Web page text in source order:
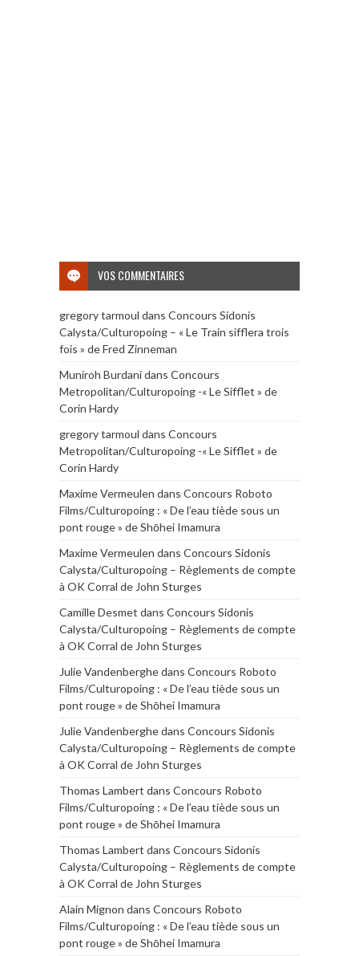
VOS COMMENTAIRES
gregory tarmoul dans Concours Sidonis
Calysta/Culturopoing – « Le Train sifflera trois
fois » de Fred Zinneman
Muniroh Burdanidans Concours
Metropolitan/Culturopoing -« Le Sifflet » de
Corin Hardy
gregory tarmoul dans Concours
Metropolitan/Culturopoing -« Le Sifflet » de
Corin Hardy
Maxime Vermeulen dans Concours Roboto
Films/Culturopoing : « De l’eau tiède sous un
pont rouge » de Shōhei Imamura
Maxime Vermeulen dans Concours Sidonis
Calysta/Culturopoing – Règlements de compte
à OK Corral de John Sturges
Camille Desmet dans Concours Sidonis
Calysta/Culturopoing – Règlements de compte
à OK Corral de John Sturges
Julie Vandenberghedans Concours Roboto
Films/Culturopoing : « De l’eau tiède sous un
pont rouge » de Shōhei Imamura
Julie Vandenberghedans Concours Sidonis
Calysta/Culturopoing – Règlements de compte
à OK Corral de John Sturges
Thomas Lambert dans Concours Roboto
Films/Culturopoing : « De l’eau tiède sous un
pont rouge » de Shōhei Imamura
Thomas Lambert dans Concours Sidonis
Calysta/Culturopoing – Règlements de compte
à OK Corral de John Sturges
Alain Mignon dans Concours Roboto
Films/Culturopoing : « De l’eau tiède sous un
pont rouge » de Shōhei Imamura